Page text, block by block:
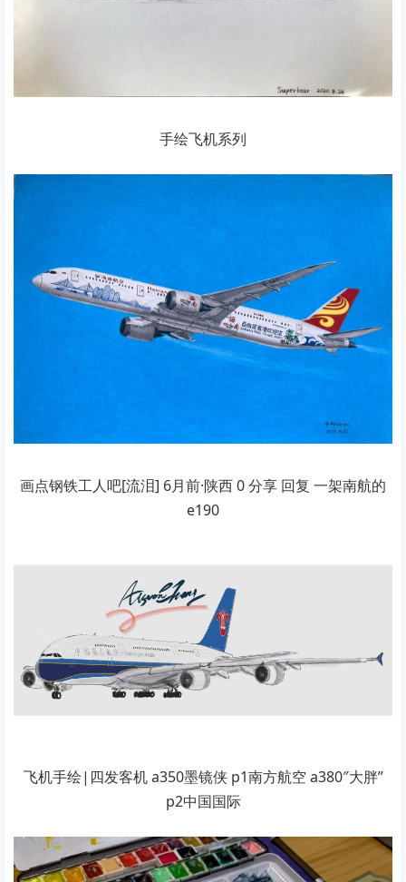
手绘飞机系列
画点钢铁工人吧[流泪] 6月前·陕西 0 分享 回复 一架南航的
e190
飞机手绘|四发客机 a350墨镜侠 p1南方航空 a380″大胖”
p2中国国际